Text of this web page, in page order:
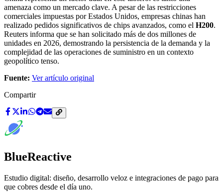
amenaza como un mercado clave. A pesar de las restricciones
comerciales impuestas por Estados Unidos, empresas chinas han
realizado pedidos significativos de chips avanzados, como el H200.
Reuters informa que se han solicitado más de dos millones de
unidades en 2026, demostrando la persistencia de la demanda y la
complejidad de las operaciones de suministro en un contexto
geopolítico tenso.
Fuente: Ver artículo original
Compartir
BlueReactive
Estudio digital: diseño, desarrollo veloz e integraciones de pago para
que cobres desde el día uno.